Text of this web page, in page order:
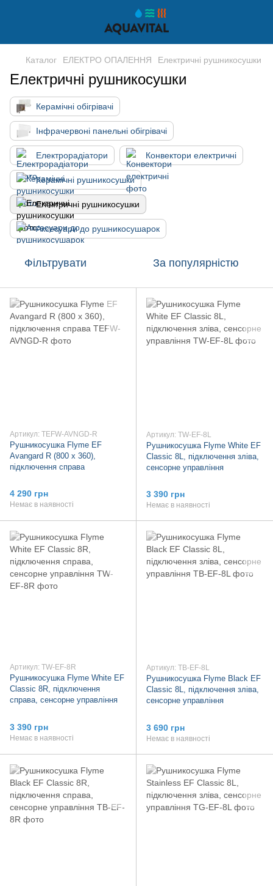
Каталог ЕЛЕКТРО ОПАЛЕННЯ Електричні рушникосушки
Електричні рушникосушки
Керамічні обігрівачі
Інфрачервоні панельні обігрівачі
Електрорадіатори Конвектори електричні
Керамічні рушникосушки
Електричні рушникосушки
Аксесуари до рушникосушарок
Фільтрувати За популярністю
Артикул: TEFW-AVNGD-R
Рушникосушка Flyme EF
Avangard R (800 х 360),
підключення справа
4 290 грн
Немає в наявності
Артикул: TW-EF-8L
Рушникосушка Flyme White EF
Classic 8L, підключення зліва,
сенсорне управління
3 390 грн
Немає в наявності
Артикул: TW-EF-8R
Рушникосушка Flyme White EF
Classic 8R, підключення
справа, сенсорне управління
3 390 грн
Немає в наявності
Артикул: TB-EF-8L
Рушникосушка Flyme Black EF
Classic 8L, підключення зліва,
сенсорне управління
3 690 грн
Немає в наявності